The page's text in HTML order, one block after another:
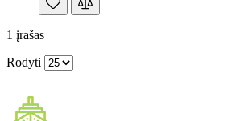
1 įrašas
Rodyti